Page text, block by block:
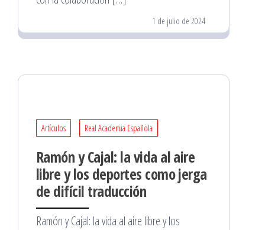
1 de julio de 2024
Artículos Real Academia Española
Ramón y Cajal: la vida al aire
libre y los deportes como jerga
de difícil traducción
Ramón y Cajal: la vida al aire libre y los